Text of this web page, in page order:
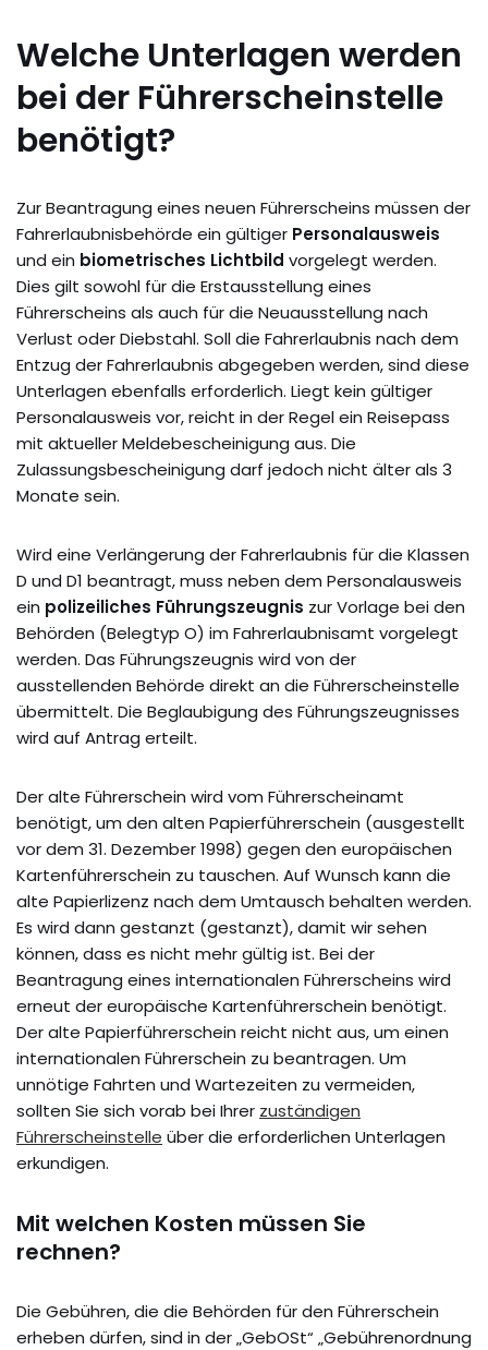
Welche Unterlagen werden
bei der Führerscheinstelle
benötigt?
Zur Beantragung eines neuen Führerscheins müssen der
Fahrerlaubnisbehörde ein gültiger Personalausweis
und ein biometrisches Lichtbild vorgelegt werden.
Dies gilt sowohl für die Erstausstellung eines
Führerscheins als auch für die Neuausstellung nach
Verlust oder Diebstahl. Soll die Fahrerlaubnis nach dem
Entzug der Fahrerlaubnis abgegeben werden, sind diese
Unterlagen ebenfalls erforderlich. Liegt kein gültiger
Personalausweis vor, reicht in der Regel ein Reisepass
mit aktueller Meldebescheinigung aus. Die
Zulassungsbescheinigung darf jedoch nicht älter als 3
Monate sein.
Wird eine Verlängerung der Fahrerlaubnis für die Klassen
D und D1 beantragt, muss neben dem Personalausweis
ein polizeiliches Führungszeugnis zur Vorlage bei den
Behörden (Belegtyp O) im Fahrerlaubnisamt vorgelegt
werden. Das Führungszeugnis wird von der
ausstellenden Behörde direkt an die Führerscheinstelle
übermittelt. Die Beglaubigung des Führungszeugnisses
wird auf Antrag erteilt.
Der alte Führerschein wird vom Führerscheinamt
benötigt, um den alten Papierführerschein (ausgestellt
vor dem 31. Dezember 1998) gegen den europäischen
Kartenführerschein zu tauschen. Auf Wunsch kann die
alte Papierlizenz nach dem Umtausch behalten werden.
Es wird dann gestanzt (gestanzt), damit wir sehen
können, dass es nicht mehr gültig ist. Bei der
Beantragung eines internationalen Führerscheins wird
erneut der europäische Kartenführerschein benötigt.
Der alte Papierführerschein reicht nicht aus, um einen
internationalen Führerschein zu beantragen. Um
unnötige Fahrten und Wartezeiten zu vermeiden,
sollten Sie sich vorab bei Ihrer zuständigen
Führerscheinstelle über die erforderlichen Unterlagen
erkundigen.
Mit welchen Kosten müssen Sie
rechnen?
Die Gebühren, die die Behörden für den Führerschein
erheben dürfen, sind in der „GebOSt“ „Gebührenordnung